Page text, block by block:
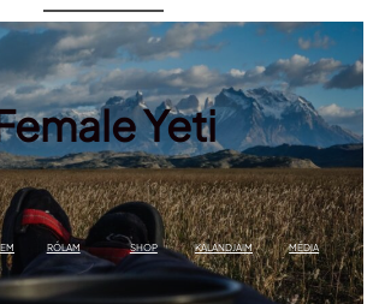
Yeti
RÓLAM SHOP KALANDJAIM MÉDIA